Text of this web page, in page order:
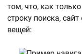
том, что, как
строку поиска,
вещей: